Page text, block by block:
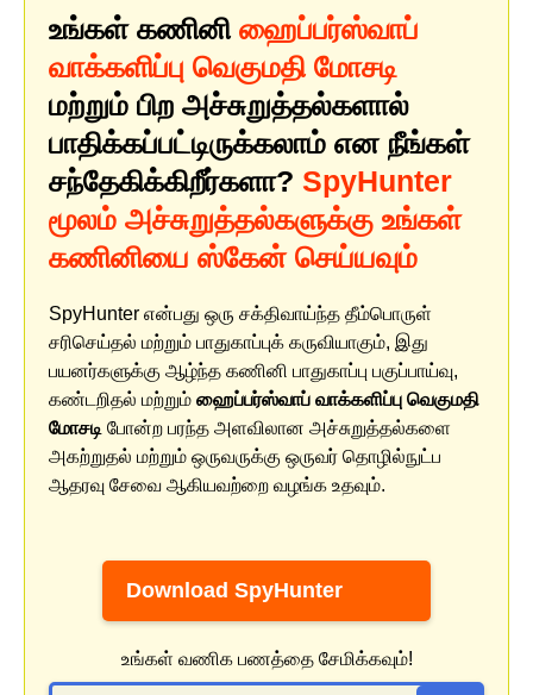
உங்கள் கணினி ஹைப்பர்ஸ்வாப்
வாக்களிப்பு வெகுமதி மோசடி
மற்றும் பிற அச்சுறுத்தல்களால்
பாதிக்கப்பட்டிருக்கலாம் என நீங்கள்
சந்தேகிக்கிறீர்களா? SpyHunter
மூலம் அச்சுறுத்தல்களுக்கு உங்கள்
கணினியை ஸ்கேன் செய்யவும்
SpyHunter என்பது ஒரு சக்திவாய்ந்த தீம்பொருள்
சரிசெய்தல் மற்றும் பாதுகாப்புக் கருவியாகும், இது
பயனர்களுக்கு ஆழ்ந்த கணினி பாதுகாப்பு பகுப்பாய்வு,
கண்டறிதல் மற்றும் ஹைப்பர்ஸ்வாப் வாக்களிப்பு வெகுமதி
மோசடி போன்ற பரந்த அளவிலான அச்சுறுத்தல்களை
அகற்றுதல் மற்றும் ஒருவருக்கு ஒருவர் தொழில்நுட்ப
ஆதரவு சேவை ஆகியவற்றை வழங்க உதவும்.
Download SpyHunter
உங்கள் வணிக பணத்தை சேமிக்கவும்!